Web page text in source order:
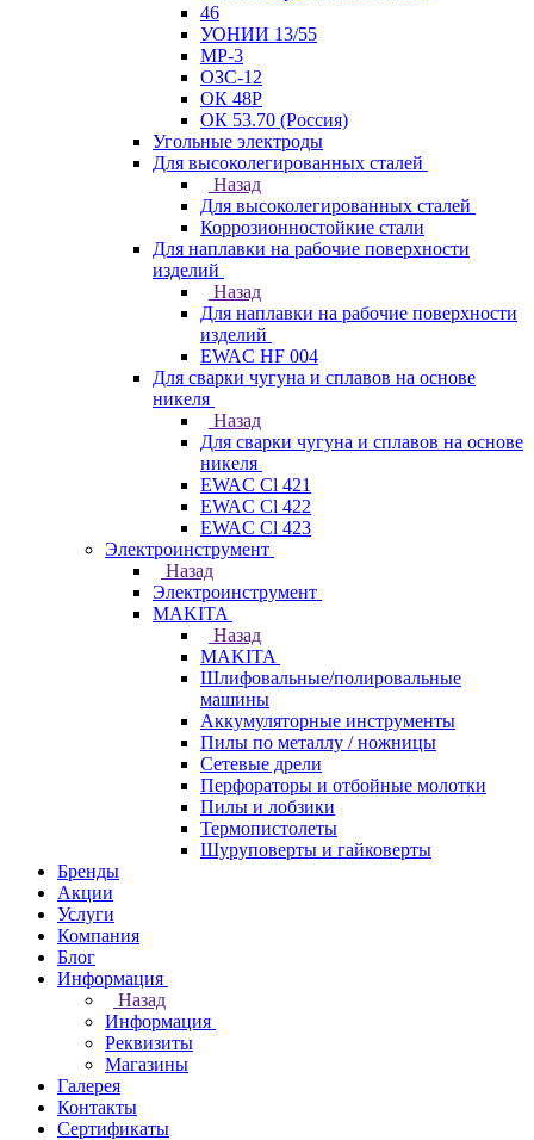
46
УОНИИ 13/55
МР-3
ОЗС-12
ОК 48Р
ОК 53.70 (Россия)
Угольные электроды
Для высоколегированных сталей
Назад
Для высоколегированных сталей
Коррозионностойкие стали
Для наплавки на рабочие поверхности
изделий
Назад
Для наплавки на рабочие поверхности
изделий
EWAC HF 004
Для сварки чугуна и сплавов на основе
никеля
Назад
Для сварки чугуна и сплавов на основе
никеля
EWAC Cl 421
EWAC Cl 422
EWAC Cl 423
Электроинструмент
Назад
Электроинструмент
МAKITA
Назад
МAKITA
Шлифовальные/полировальные
машины
Аккумуляторные инструменты
Пилы по металлу / ножницы
Сетевые дрели
Перфораторы и отбойные молотки
Пилы и лобзики
Термопистолеты
Шуруповерты и гайковерты
Бренды
Акции
Услуги
Компания
Блог
Информация
Назад
Информация
Реквизиты
Магазины
Галерея
Контакты
Сертификаты